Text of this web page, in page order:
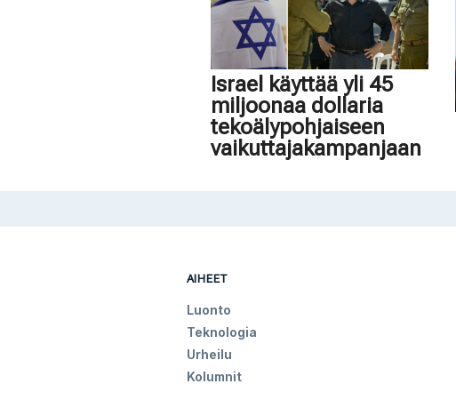
Israel käyttää yli 45
miljoonaa dollaria
tekoälypohjaiseen
vaikuttajakampanjaan
AIHEET
Luonto
Teknologia
Urheilu
Kolumnit